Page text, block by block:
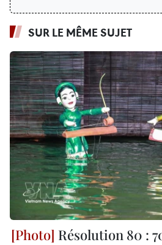
SUR LE MÊME SUJET
Résolution 80 :